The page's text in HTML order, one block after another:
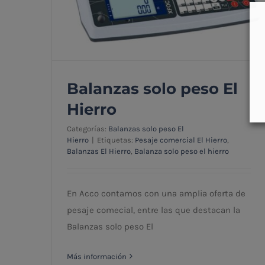
Balanzas solo peso El Hierro
Balanzas solo peso El
Hierro
Categorías: Balanzas solo peso El
Hierro
Etiquetas: Pesaje comercial El Hierro
Balanzas El Hierro Balanza solo peso el hierro
En Acco contamos con una amplia oferta de
pesaje comecial, entre las que destacan la
Balanzas solo peso El
Más información